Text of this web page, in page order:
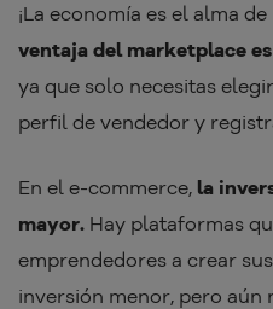
¡La economía es el alma
ventaja del marketplace
ya que solo necesitas
perfil de vendedor y
En el e-commerce, la
mayor. Hay plataformas
emprendedores a crear
inversión menor, pero aún